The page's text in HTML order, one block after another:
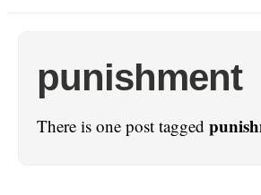
punishment
There is one post tagged